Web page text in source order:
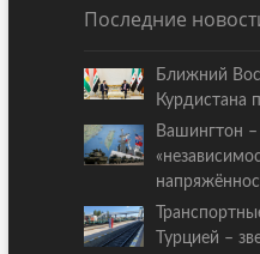
Последние
Ближний
Курдистана
Вашингтон
Турцией –